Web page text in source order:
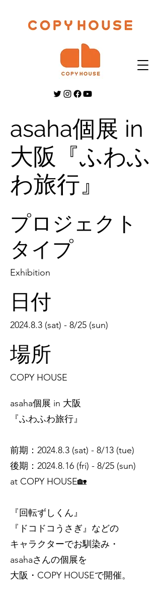
asaha個展 in
大阪『ふわふ
わ旅行』
プロジェクト
タイプ
Exhibition
日付
2024.8.3 (sat) - 8/25 (sun)
場所
COPY HOUSE
asaha個展 in 大阪
『ふわふわ旅行』
前期：2024.8.3 (sat) - 8/13 (tue)
後期：2024.8.16 (fri) - 8/25 (sun)
at COPY HOUSE🏡
『回転ずしくん』
『ドコドコうさぎ』などの
キャラクターでお馴染み・
asahaさんの個展を
大阪・COPY HOUSEで開催。